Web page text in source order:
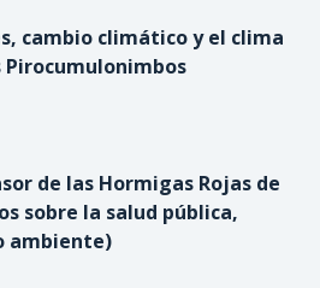
cambio climático y el clima
Pirocumulonimbos
de las Hormigas Rojas de
sobre la salud pública,
ambiente)